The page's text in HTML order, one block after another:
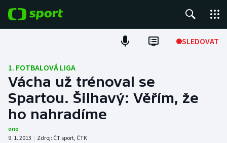
SLEDOVAT
Fotbal
Hokej
Tenis
Atletika
1. FOTBALOVÁ LIGA
Vácha už trénoval se
Spartou. Šilhavý: Věřím, že
ho nahradíme
ono
9. 1. 2013 | Zdroj: ČT sport, ČTK